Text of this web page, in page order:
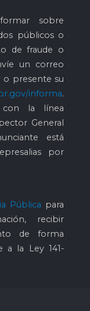
sobre
públicos o
de fraude o
un correo
o presente su
informa.
con la línea
General
está
por
Pública para
recibir
de forma
a la Ley 141-